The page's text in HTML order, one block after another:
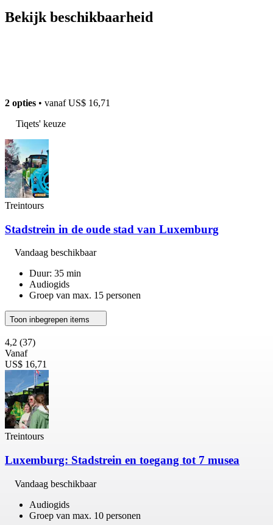
Bekijk beschikbaarheid
2 opties • vanafUS$ 16,71
Tiqets' keuze
Treintours
Stadstrein in de oude stad van Luxemburg
Vandaag beschikbaar
Duur: 35 min
Audiogids
Groep van max. 15 personen
Toon inbegrepen items
4,2 (37)
Vanaf
US$ 16,71
Treintours
Luxemburg: Stadstrein en toegang tot 7 musea
Vandaag beschikbaar
Audiogids
Groep van max. 10 personen